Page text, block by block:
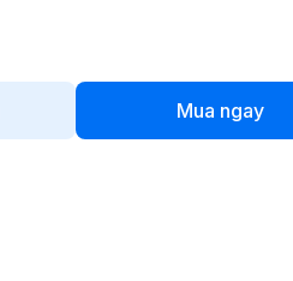
Mua ngay